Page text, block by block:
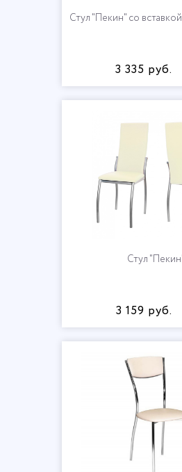
Стул "Пекин" со
3 335 руб.
Стул
3 159 руб.